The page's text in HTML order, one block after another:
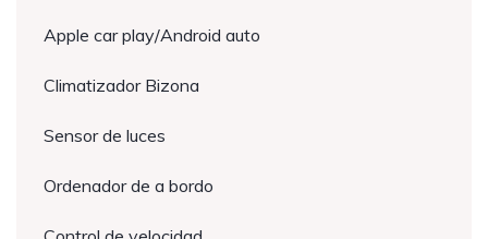
Apple car play/Android auto
Climatizador Bizona
Sensor de luces
Ordenador de a bordo